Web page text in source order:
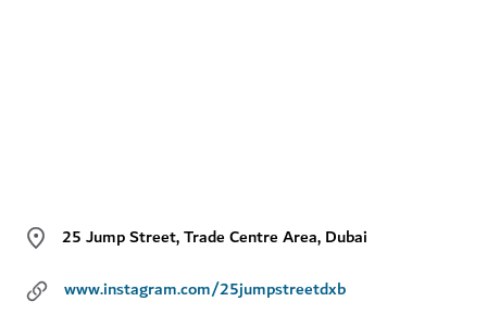
25 Jump Street, Trade Centre Area, Dubai
www.instagram.com/25jumpstreetdxb